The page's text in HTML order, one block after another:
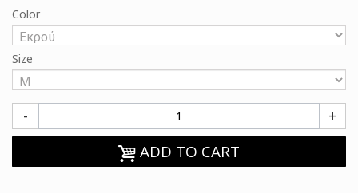
Color
Size
- +
ADD TO CART